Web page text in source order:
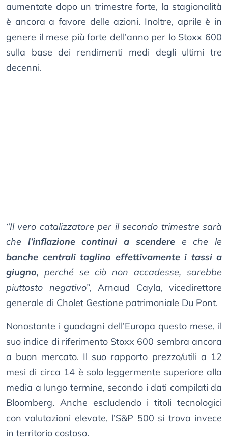
aumentate dopo un trimestre forte, la stagionalità
è ancora a favore delle azioni. Inoltre, aprile è in
genere il mese più forte dell’anno per lo Stoxx 600
sulla base dei rendimenti medi degli ultimi tre
decenni.
“Il vero catalizzatore per il secondo trimestre sarà
che l’inflazione continui a scenderee che le
banche centrali taglino effettivamente i tassi a
giugno, perché se ciò non accadesse, sarebbe
piuttosto negativo”, Arnaud Cayla, vicedirettore
generale di Cholet Gestione patrimoniale Du Pont.
Nonostante i guadagni dell’Europa questo mese, il
suo indice di riferimento Stoxx 600 sembra ancora
a buon mercato. Il suo rapporto prezzo/utili a 12
mesi di circa 14 è solo leggermente superiore alla
media a lungo termine, secondo i dati compilati da
Bloomberg. Anche escludendo i titoli tecnologici
con valutazioni elevate, l’S&P 500 si trova invece
in territorio costoso.